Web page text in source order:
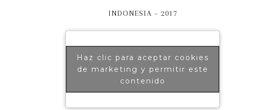
INDONESIA – 2017
Haz clic para aceptar cookies
de marketing y permitir este
contenido